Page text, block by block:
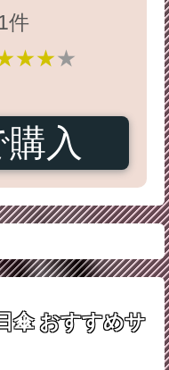
件
★
入
傘おすすめサ